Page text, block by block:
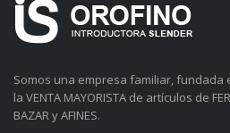
Somos una empresa familiar, fundada
la VENTA MAYORISTA de artículos de
BAZAR y AFINES.